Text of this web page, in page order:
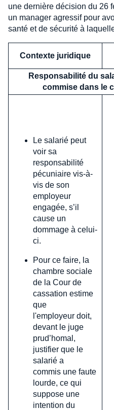
une dernière décision du 26
un manager agressif pour
santé et de sécurité à
Contexte juridique
Responsabilité du
commise dans le
Le salarié peut
voir sa
responsabilité
pécuniaire vis-à-
vis de son
employeur
engagée, s’il
cause un
dommage à celui-
ci.
Pour ce faire, la
chambre sociale
de la Cour de
cassation estime
que
l'employeur doit,
devant le juge
prud’homal,
justifier que le
salarié a
commis une faute
lourde, ce qui
suppose une
intention du